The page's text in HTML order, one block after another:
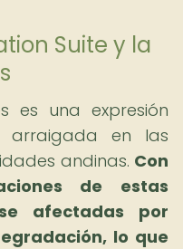
Suite y la
es una expresión
arraigada en las
andinas. Con
de estas
afectadas por
lo que